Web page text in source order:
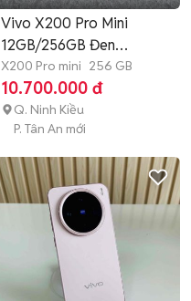
Vivo X200 Pro Mini
12GB/256GB Đen
11222333
X200 Pro mini 256 GB
10.700.000 đ
Q. Ninh Kiều
P. Tân An mới